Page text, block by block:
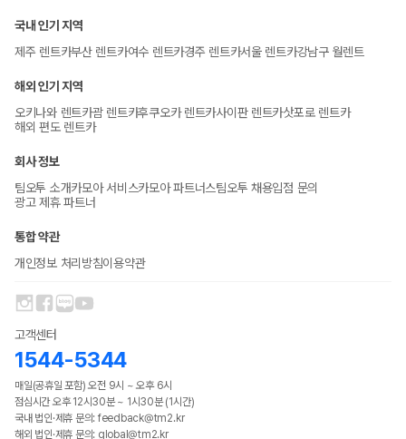
국내 인기 지역
제주 렌트카부산 렌트카여수 렌트카경주 렌트카서울 렌트카강남구 월렌트
해외 인기 지역
오키나와 렌트카괌 렌트카후쿠오카 렌트카사이판 렌트카삿포로 렌트카
해외 편도 렌트카
회사 정보
팀오투 소개카모아 서비스카모아 파트너스팀오투 채용입점 문의
광고 제휴 파트너
통합 약관
개인정보 처리방침이용약관
고객센터
1544-5344
매일(공휴일 포함) 오전 9시 ~ 오후 6시
점심시간 오후 12시30분 ~ 1시30분 (1시간)
국내 법인·제휴 문의: feedback@tm2.kr
해외 법인·제휴 문의: global@tm2.kr